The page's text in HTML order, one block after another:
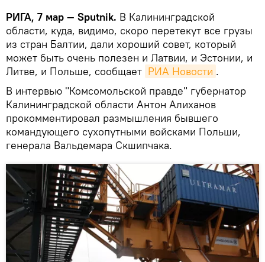
РИГА, 7 мар — Sputnik. В Калининградской
области, куда, видимо, скоро перетекут все грузы
из стран Балтии, дали хороший совет, который
может быть очень полезен и Латвии, и Эстонии, и
Литве, и Польше, сообщает РИА Новости .
В интервью "Комсомольской правде" губернатор
Калининградской области Антон Алиханов
прокомментировал размышления бывшего
командующего сухопутными войсками Польши,
генерала Вальдемара Скшипчака.